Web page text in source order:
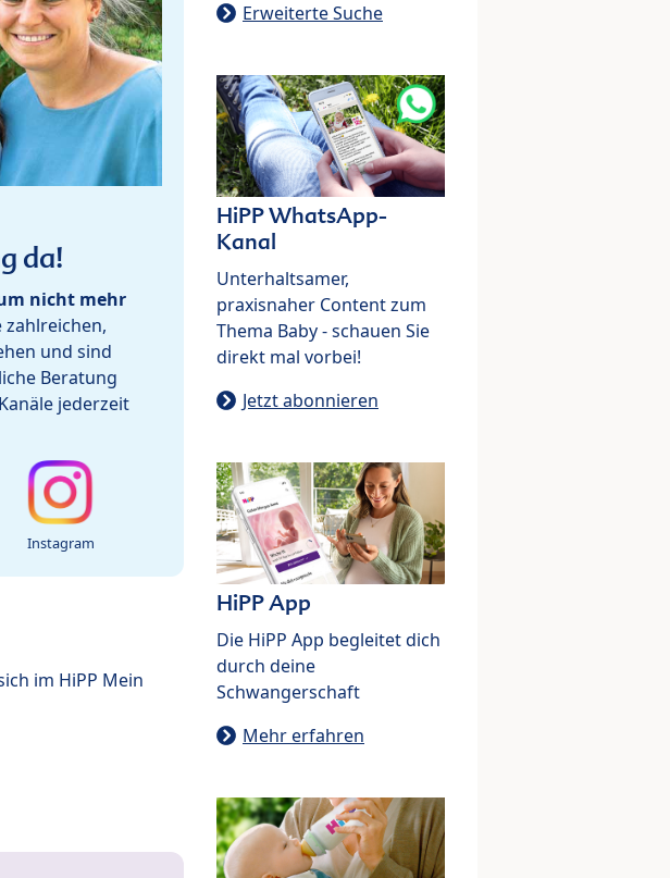
da!
nicht mehr
und sind
Beratung
jederzeit
Instagram
im HiPP Mein
Erweiterte Suche
HiPP WhatsApp-
Kanal
Unterhaltsamer,
praxisnaher Content zum
Thema Baby - schauen Sie
direkt mal vorbei!
Jetzt abonnieren
HiPP App
Die HiPP App begleitet dich
durch deine
Schwangerschaft
Mehr erfahren